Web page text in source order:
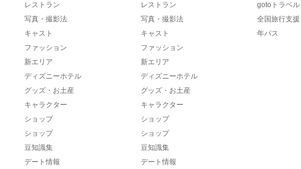
レストラン
写真・撮影法
キャスト
ファッション
新エリア
ディズニーホテル
グッズ・お土産
キャラクター
ショップ
ショップ
豆知識集
デート情報
レストラン
写真・撮影法
キャスト
ファッション
新エリア
ディズニーホテル
グッズ・お土産
キャラクター
ショップ
ショップ
豆知識集
デート情報
gotoトラベル
全国旅行支援
年パス